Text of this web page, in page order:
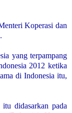
Koperasi dan
yang terpampang
201 2 ketika
di Indonesia itu,
didasarkan pada